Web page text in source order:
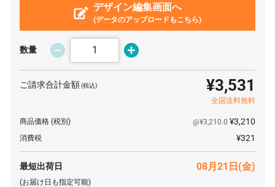
¥2,054
70 個 ¥2,021
80 個 ¥2,006 ¥0 ¥160,512
90 個 ¥179,289
200 個 ¥388,960
400 個
デザイン編集画面へ
(データのアップロードもこちら)
数量
ご請求合計金額(税込) ¥3,531
全国送料無料
商品価格 (税別) @¥3,210.0 ¥3,210
消費税 ¥321
最短出荷日 08月21日(金)
(お届け日も指定可能)